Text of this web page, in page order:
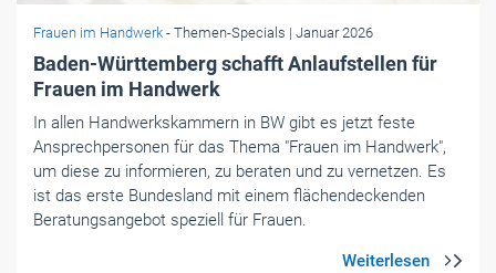
Frauen im Handwerk - Themen-Specials | Januar 2026
Baden-Württemberg schafft Anlaufstellen für
Frauen im Handwerk
In allen Handwerkskammern in BW gibt es jetzt feste
Ansprechpersonen für das Thema "Frauen im Handwerk",
um diese zu informieren, zu beraten und zu vernetzen. Es
ist das erste Bundesland mit einem flächendeckenden
Beratungsangebot speziell für Frauen.